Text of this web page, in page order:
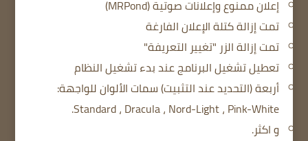
إعلان ممنوع وإعلانات صوتية (MRPond)
تمت إزالة كتلة الإعلان الفارغة
تمت إزالة الزر "تغيير التعريفة"
تعطيل تشغيل البرنامج عند بدء تشغيل النظام
أربعة (التحديد عند التثبيت) سمات الألوان للواجهة:
Standard ، Dracula ، Nord-Light ، Pink-White.
و اكثر.